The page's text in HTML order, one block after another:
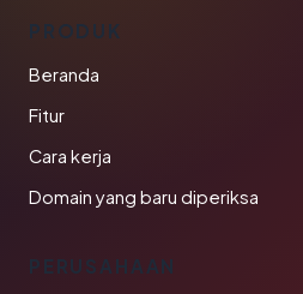
PRODUK
Beranda
Fitur
Cara kerja
Domain yang baru diperiksa
PERUSAHAAN